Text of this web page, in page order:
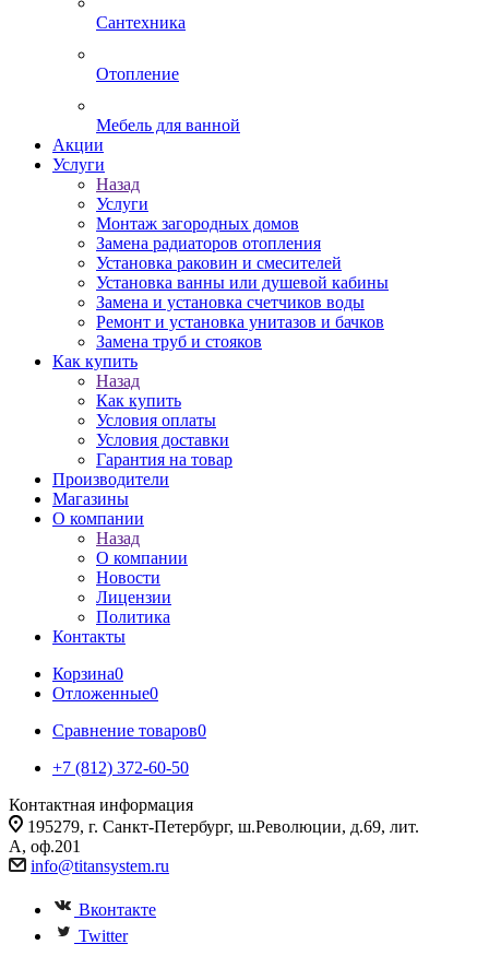
Сантехника
Отопление
Мебель для ванной
Акции
Услуги
Назад
Услуги
Монтаж загородных домов
Замена радиаторов отопления
Установка раковин и смесителей
Установка ванны или душевой кабины
Замена и установка счетчиков воды
Ремонт и установка унитазов и бачков
Замена труб и стояков
Как купить
Назад
Как купить
Условия оплаты
Условия доставки
Гарантия на товар
Производители
Магазины
О компании
Назад
О компании
Новости
Лицензии
Политика
Контакты
Корзина0
Отложенные0
Сравнение товаров0
+7 (812) 372-60-50
Контактная информация
195279, г. Санкт-Петербург, ш.Революции, д.69, лит.
А, оф.201
info@titansystem.ru
Вконтакте
Twitter